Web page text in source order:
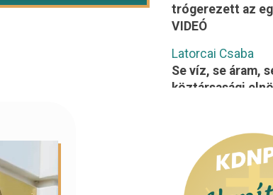
trógerezett az
VIDEÓ
Latorcai Csaba
Se víz, se áram,
köztársasági